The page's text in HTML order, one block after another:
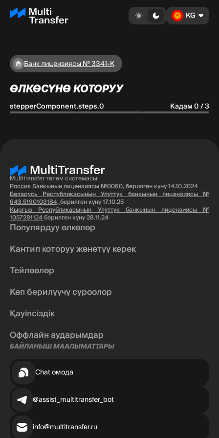
KG
Банк лицензиясы № 3341-К
ӨЛКӨСҮНӨ КОТОРУУ
stepperComponent.steps.0 Кадам 0 / 3
Multitransfer төлөм системасы:
Россия Банкынын лицензиясы №0060,берилген күнү 14.10.2024
Беларусь Республикасынын Улуттук банкынын лицензиясы №
643.5190103184,берилген күнү 17.10.25
Кыргыз Республикасынын Улуттук банкынын лицензиясы №
1057281124берилген күнү 28.11.24
Популярдуу өлкөлөр
Кантип которуу жөнөтүү керек
Тейлөөлөр
Көп берилүүчү суроолор
Қауіпсіздік
Оффлайн аударымдар
БАЙЛАНЫШ МААЛЫМАТТАРЫ
Chat омода
@assist_multitransfer_bot
info@multitransfer.ru